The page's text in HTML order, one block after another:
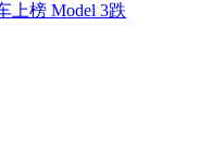
上榜 Model 3跌